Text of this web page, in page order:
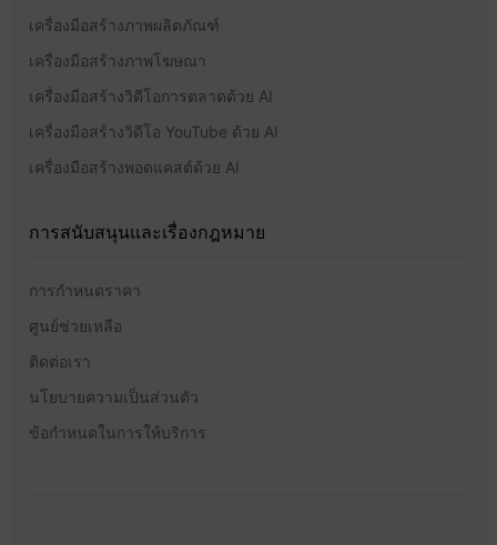
เครื่องมือสร้างภาพผลิตภัณฑ์
เครื่องมือสร้างภาพโฆษณา
เครื่องมือสร้างวิดีโอการตลาดด้วย AI
เครื่องมือสร้างวิดีโอ YouTube ด้วย AI
เครื่องมือสร้างพอดแคสต์ด้วย AI
การสนับสนุนและเรื่องกฎหมาย
การกำหนดราคา
ศูนย์ช่วยเหลือ
ติดต่อเรา
นโยบายความเป็นส่วนตัว
ข้อกำหนดในการให้บริการ